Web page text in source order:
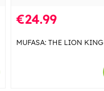
€24.99
MUFASA: THE LION KING